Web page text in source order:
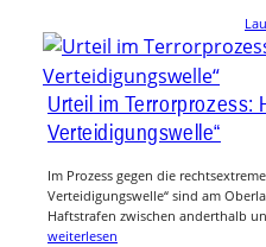
Urteil im Terrorprozess:
Verteidigungswelle“
Im Prozess gegen die
Verteidigungswelle“ sind am
Haftstrafen zwischen anderthalb
weiterlesen